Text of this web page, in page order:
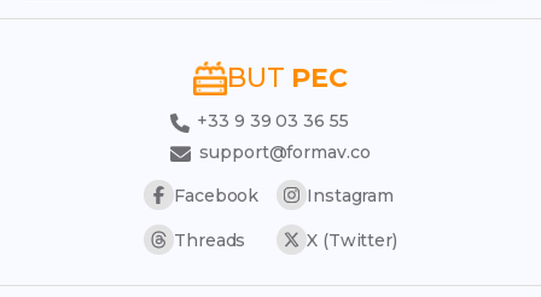
BUT PEC
+33 9 39 03 36 55
support@formav.co
Facebook
Instagram
Threads X (Twitter)